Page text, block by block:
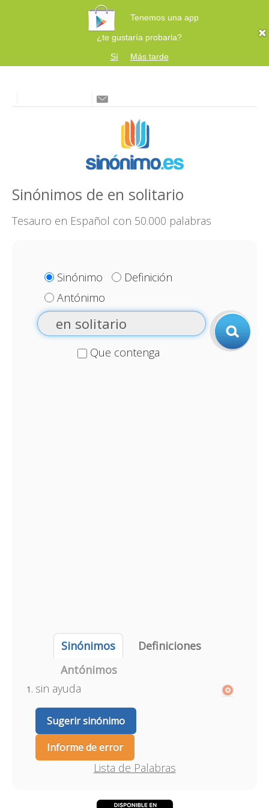
Tenemos una app
¿te gustaría probarla?
Sí
Más tarde
Sinónimos de en solitario
Tesauro en Español con 50.000 palabras
Sinónimo
Definición
Antónimo
Que contenga
Sinónimos
Definiciones
Antónimos
sin ayuda
Sugerir sinónimo
Informe de error
Lista de Palabras